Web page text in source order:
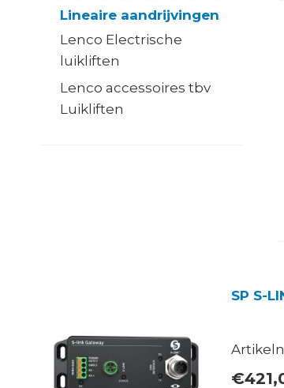
Lineaire aandrijvingen
Lenco Electrische
luikliften
Lenco accessoires tbv
Luikliften
SP S-
€